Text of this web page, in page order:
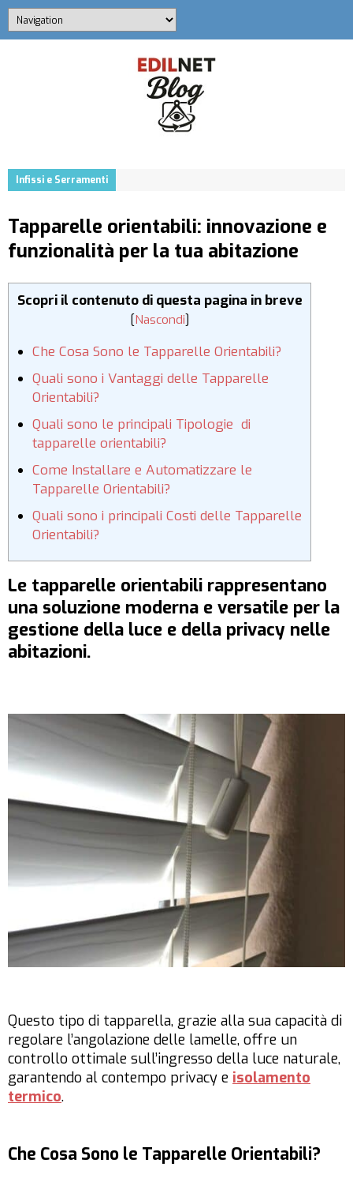
Infissi e Serramenti
Tapparelle orientabili: innovazione e
funzionalità per la tua abitazione
Scopri il contenuto di questa pagina in breve
[Nascondi]
Che Cosa Sono le Tapparelle Orientabili?
Quali sono i Vantaggi delle Tapparelle
Orientabili?
Quali sono le principali Tipologie di
tapparelle orientabili?
Come Installare e Automatizzare le
Tapparelle Orientabili?
Quali sono i principali Costi delle Tapparelle
Orientabili?
Le tapparelle orientabili rappresentano
una soluzione moderna e versatile per la
gestione della luce e della privacy nelle
abitazioni.
Questo tipo di tapparella, grazie alla sua capacità di
regolare l’angolazione delle lamelle, offre un
controllo ottimale sull’ingresso della luce naturale,
garantendo al contempo privacy e isolamento
termico.
Che Cosa Sono le Tapparelle Orientabili?